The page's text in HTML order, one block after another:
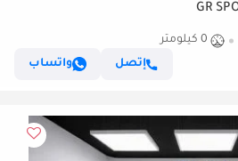
0 كيلومتر
إتصل
واتساب